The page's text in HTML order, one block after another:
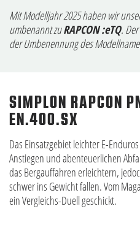
Mit Modelljahr 2025 haben wir
umbenannt zuRAPCON :eTQ.
der Umbenennung des
SIMPLON RAPCON
EN.400.SX
Das Einsatzgebiet leichter E-
Anstiegen und abenteuerlichen
das Bergauffahren erleichtern,
schwer ins Gewicht fallen. Vom
ein Vergleichs-Duell geschickt.